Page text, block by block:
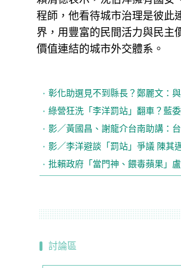
程師，他看待城市治理是彼此
界，用豐富的民間活力與民主
價值連結的城市外交體系。
彰化助選見不到縣長？鄭麗文：
綠營狂洗「李洋罰站」翻車？藍
影／黃國昌、謝龍介台南助講：
影／李洋避談「罰站」爭議 陳其
批賴政府「當門神、餵毒蘋果」
討論區